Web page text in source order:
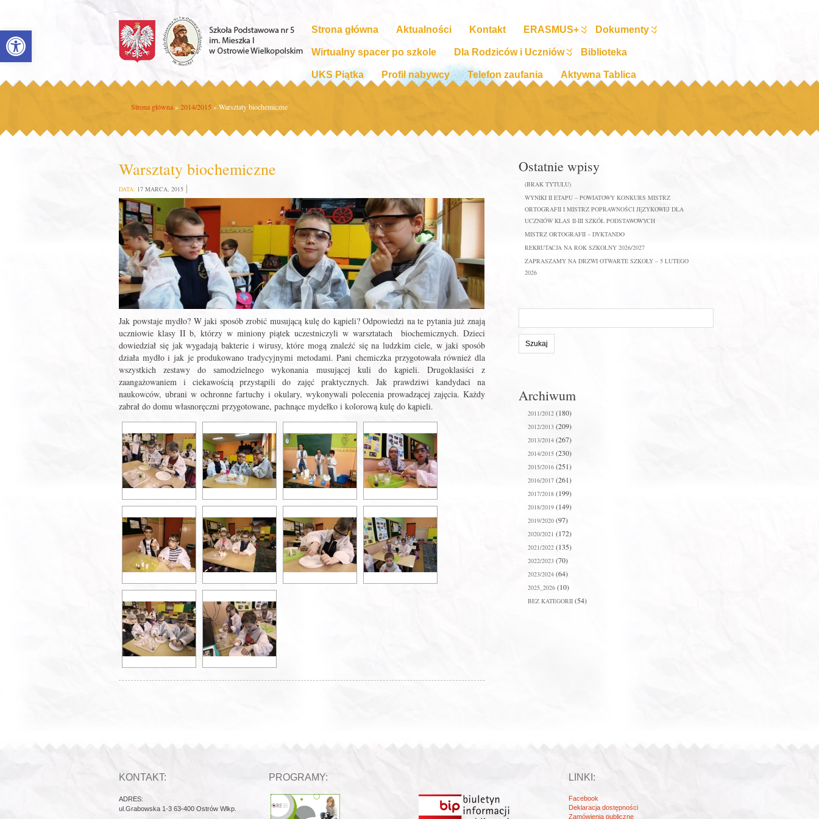
Open toolbar Strona główna Aktualności Kontakt ERASMUS+ Dokumenty
Wirtualny spacer po szkole Dla Rodziców i Uczniów Biblioteka
UKS Piątka Profil nabywcy Telefon zaufania Aktywna Tablica
Strona główna»2014/2015 »Warsztaty biochemiczne
Warsztaty biochemiczne
DATA: 17 MARCA, 2015
Jak powstaje mydło? W jaki sposób zrobić musującą kulę do kąpieli? Odpowiedzi na te pytania już znają
uczniowie klasy II b, którzy w miniony piątek uczestniczyli w warsztatach biochemicznych. Dzieci
dowiedział się jak wygadają bakterie i wirusy, które mogą znaleźć się na ludzkim ciele, w jaki sposób
działa mydło i jak je produkowano tradycyjnymi metodami. Pani chemiczka przygotowała również dla
wszystkich zestawy do samodzielnego wykonania musującej kuli do kąpieli. Drugoklasiści z
zaangażowaniem i ciekawością przystąpili do zajęć praktycznych. Jak prawdziwi kandydaci na
naukowców, ubrani w ochronne fartuchy i okulary, wykonywali polecenia prowadzącej zajęcia. Każdy
zabrał do domu własnoręczni przygotowane, pachnące mydełko i kolorową kulę do kąpieli.
Ostatnie wpisy
(BRAK TYTUŁU)
WYNIKI II ETAPU – POWIATOWY KONKURS MISTRZ
ORTOGRAFII I MISTRZ POPRAWNOŚCI JĘZYKOWEJ DLA
UCZNIÓW KLAS II-III SZKÓŁ PODSTAWOWYCH
MISTRZ ORTOGRAFII – DYKTANDO
REKRUTACJA NA ROK SZKOLNY 2026/2027
ZAPRASZAMY NA DRZWI OTWARTE SZKOŁY – 5 LUTEGO
2026
stronie:
Archiwum
2011/2012 (180)
2012/2013 (209)
2013/2014 (267)
2014/2015 (230)
2015/2016 (251)
2016/2017 (261)
2017/2018 (199)
2018/2019 (149)
2019/2020 (97)
2020/2021 (172)
2021/2022 (135)
2022/2023 (70)
2023/2024 (64)
2025_2026 (10)
BEZ KATEGORII (54)
KONTAKT:
ADRES:
ul.Grabowska 1-3 63-400 Ostrów Wlkp.
PROGRAMY: LINKI:
Facebook
Deklaracja dostępności
Zamówienia publiczne